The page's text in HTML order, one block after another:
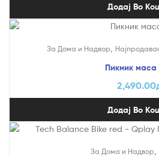
Додај Во
За Дома и Надвор
Пикник маса
2,490.00
Додај Во
За Дома и Надвор,